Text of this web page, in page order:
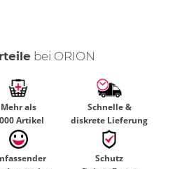
bei ORION
Mehr als
Artikel
Schnelle &
diskrete Lieferung
Schutz